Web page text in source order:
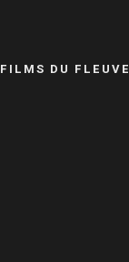
DU FLEUVE